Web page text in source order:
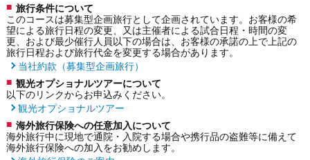
旅行条件について
このコースは募集型企画旅行として企画されています。お客様の希
望による旅行日程の変更、又は主催者による試合日程・時間の変
更、および最少催行人員以下の場合は、お客様の承諾の上で上記の
旅行日程および旅行代金を変更する場合があります。
当社約款（募集型企画旅行）
観光オプショナルツアーについて
以下のリンクからお申込みください。
観光オプショナルツアー
海外旅行保険への任意加入について
海外旅行中に現地で通院・入院する場合や携行品の盗難等に備えて
海外旅行保険への加入をお勧めします。